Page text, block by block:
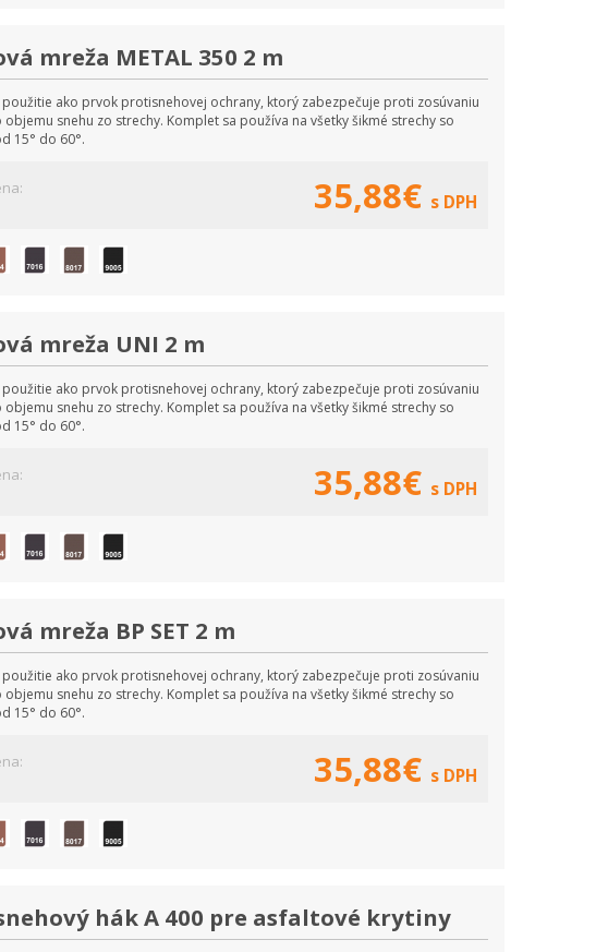
mreža METAL 350 2 m
použitie ako prvok protisnehovej ochrany, ktorý zabezpečuje proti zosúvaniu
objemu snehu zo strechy. Komplet sa používa na všetky šikmé strechy so
15° do 60°.
35,88€ s DPH
mreža UNI 2 m
použitie ako prvok protisnehovej ochrany, ktorý zabezpečuje proti zosúvaniu
objemu snehu zo strechy. Komplet sa používa na všetky šikmé strechy so
15° do 60°.
35,88€ s DPH
mreža BP SET 2 m
použitie ako prvok protisnehovej ochrany, ktorý zabezpečuje proti zosúvaniu
objemu snehu zo strechy. Komplet sa používa na všetky šikmé strechy so
15° do 60°.
35,88€ s DPH
hák A 400 pre asfaltové krytiny